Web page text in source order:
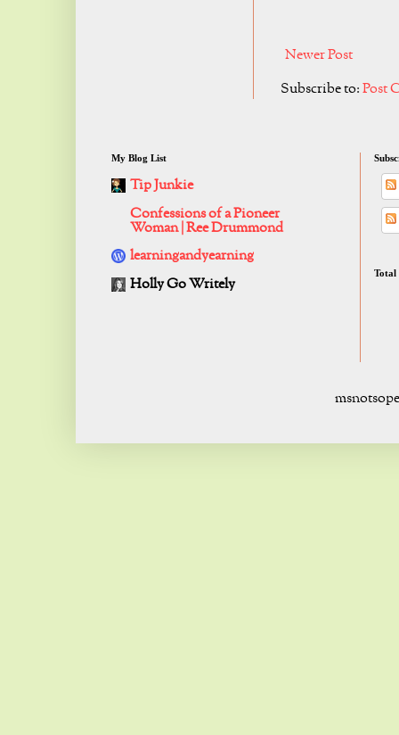
Newer Post
Subscribe to:Post
My Blog List
Tip Junkie
Confessions of a Pioneer
Woman | Ree Drummond
learningandyearning
Holly Go Writely
Total